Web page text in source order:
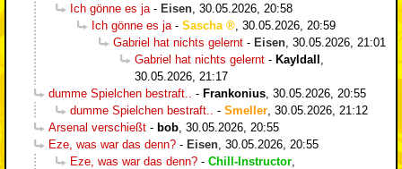
Ich gönne es ja - Eisen 30.05.2026, 20:58
Ich gönne es ja - Sascha
30.05.2026, 20:59
Gabriel hat nichts gelernt - Eisen 30.05.2026, 21:01
Gabriel hat nichts gelernt - Kayldall
30.05.2026, 21:17
dumme Spielchen bestraft..
- Frankonius 30.05.2026, 20:55
dumme Spielchen bestraft..
- Smeller 30.05.2026, 21:12
Arsenal verschießt - bob 30.05.2026, 20:55
Eze, was war das denn? - Eisen 30.05.2026, 20:55
Eze, was war das denn? - Chill-Instructor